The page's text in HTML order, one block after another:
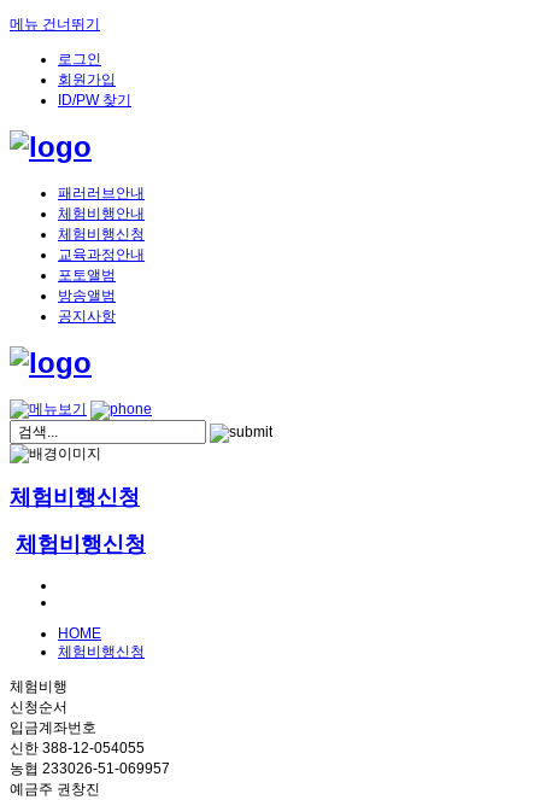
메뉴 건너뛰기
로그인
회원가입
ID/PW 찾기
패러러브안내
체험비행안내
체험비행신청
교육과정안내
포토앨범
방송앨범
공지사항
체험비행신청
체험비행신청
HOME
체험비행신청
체험비행
신청순서
입금계좌번호
신한 388-12-054055
농협 233026-51-069957
예금주 권창진